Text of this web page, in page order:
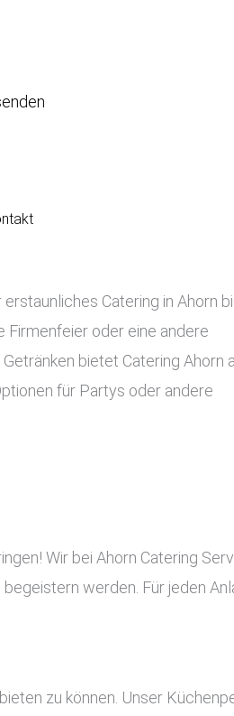
Catering in Ahorn
Firmenfeier oder eine andere
bietet Catering Ahorn
für Partys oder andere
Wir bei Ahorn Catering
werden. Für jeden
zu können. Unser